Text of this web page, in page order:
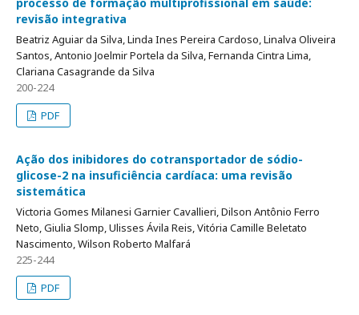
revisão integrativa
Beatriz Aguiar da Silva, Linda Ines Pereira Cardoso, Linalva Oliveira
Santos, Antonio Joelmir Portela da Silva, Fernanda Cintra Lima,
Clariana Casagrande da Silva
200-224
PDF
Ação dos inibidores do cotransportador de sódio-
glicose-2 na insuficiência cardíaca: uma revisão
sistemática
Victoria Gomes Milanesi Garnier Cavallieri, Dilson Antônio Ferro
Neto, Giulia Slomp, Ulisses Ávila Reis, Vitória Camille Beletato
Nascimento, Wilson Roberto Malfará
225-244
PDF